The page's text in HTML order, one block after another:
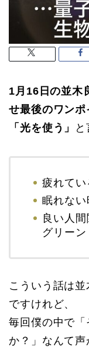
1月16日の並木
せ最後のワン
「光を使う」
疲れて
眠れな
良い人
グリーン
こういう話は
ですけれど、
毎回僕の中で
か？」なんて